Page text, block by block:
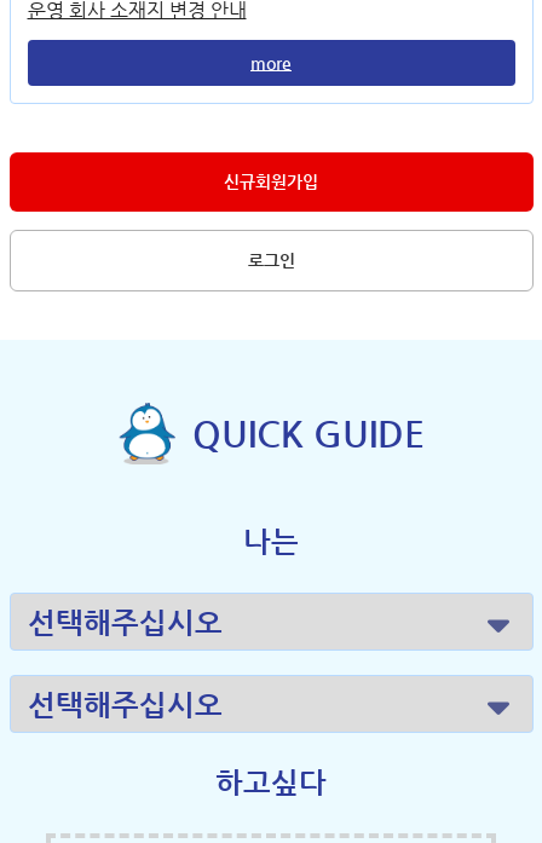
운영 회사 소재지 변경 안내
more
신규회원가입
로그인
QUICK GUIDE
나는
하고싶다